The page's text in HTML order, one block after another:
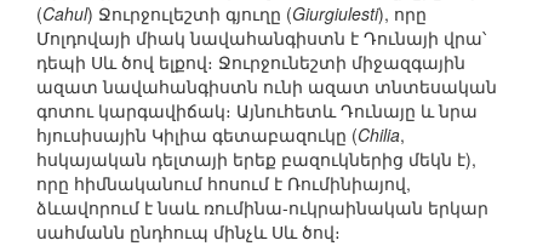
(Cahul) Ջուրջուլեշտի գյուղը (Giurgiulesti), որը
Մոլդովայի միակ նավահանգիստն է Դունայի վրա՝
դեպի Սև ծով ելքով։ Ջուրջունեշտի միջազգային
ազատ նավահանգիստն ունի ազատ տնտեսական
գոտու կարգավիճակ։ Այնուհետև Դունայը և նրա
հյուսիսային Կիլիա գետաբազուկը (Chilia,
հսկայական դելտայի երեք բազուկներից մեկն է),
որը հիմնականում հոսում է Ռումինիայով,
ձևավորում է նաև ռումինա-ուկրաինական երկար
սահմանն ընդհուպ մինչև Սև ծով։